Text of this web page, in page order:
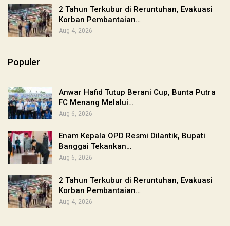
2 Tahun Terkubur di Reruntuhan, Evakuasi
Korban Pembantaian…
Aug 4, 2026
Populer
Anwar Hafid Tutup Berani Cup, Bunta Putra
FC Menang Melalui…
Aug 6, 2026
Enam Kepala OPD Resmi Dilantik, Bupati
Banggai Tekankan…
Aug 6, 2026
2 Tahun Terkubur di Reruntuhan, Evakuasi
Korban Pembantaian…
Aug 4, 2026